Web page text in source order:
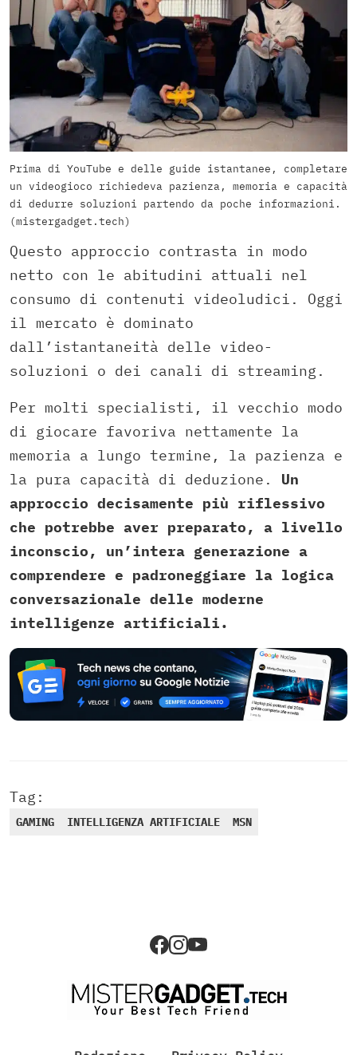
Prima di YouTube e delle guide istantanee, completare
un videogioco richiedeva pazienza, memoria e capacità
di dedurre soluzioni partendo da poche informazioni.
(mistergadget.tech)
Questo approccio contrasta in modo
netto con le abitudini attuali nel
consumo di contenuti videoludici. Oggi
il mercato è dominato
dall’istantaneità delle video-
soluzioni o dei canali di streaming.
Per molti specialisti, il vecchio modo
di giocare favoriva nettamente la
memoria a lungo termine, la pazienza e
la pura capacità di deduzione. Un
approccio decisamente più riflessivo
che potrebbe aver preparato, a livello
inconscio, un’intera generazione a
comprendere e padroneggiare la logica
conversazionale delle moderne
intelligenze artificiali.
Tag:
GAMING INTELLIGENZA ARTIFICIALE MSN